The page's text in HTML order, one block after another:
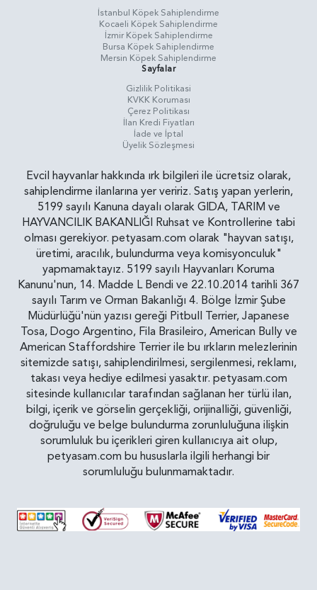
İstanbul Köpek Sahiplendirme
Kocaeli Köpek Sahiplendirme
İzmir Köpek Sahiplendirme
Bursa Köpek Sahiplendirme
Mersin Köpek Sahiplendirme
Sayfalar
Gizlilik Politikasi
KVKK Koruması
Çerez Politikası
İlan Kredi Fiyatları
İade ve İptal
Üyelik Sözleşmesi
Evcil hayvanlar hakkında ırk bilgileri ile ücretsiz olarak,
sahiplendirme ilanlarına yer veririz. Satış yapan yerlerin,
5199 sayılı Kanuna dayalı olarak GIDA, TARIM ve
HAYVANCILIK BAKANLIĞI Ruhsat ve Kontrollerine tabi
olması gerekiyor. petyasam.com olarak "hayvan satışı,
üretimi, aracılık, bulundurma veya komisyonculuk"
yapmamaktayız. 5199 sayılı Hayvanları Koruma
Kanunu'nun, 14. Madde L Bendi ve 22.10.2014 tarihli 367
sayılı Tarım ve Orman Bakanlığı 4. Bölge İzmir Şube
Müdürlüğü'nün yazısı gereği Pitbull Terrier, Japanese
Tosa, Dogo Argentino, Fila Brasileiro, American Bully ve
American Staffordshire Terrier ile bu ırkların melezlerinin
sitemizde satışı, sahiplendirilmesi, sergilenmesi, reklamı,
takası veya hediye edilmesi yasaktır. petyasam.com
sitesinde kullanıcılar tarafından sağlanan her türlü ilan,
bilgi, içerik ve görselin gerçekliği, orijinalliği, güvenliği,
doğruluğu ve belge bulundurma zorunluluğuna ilişkin
sorumluluk bu içerikleri giren kullanıcıya ait olup,
petyasam.com bu hususlarla ilgili herhangi bir
sorumluluğu bulunmamaktadır.